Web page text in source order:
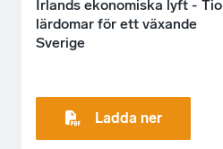
Irlands ekonomiska lyft - Tio
lärdomar för ett växande
Sverige
Ladda ner